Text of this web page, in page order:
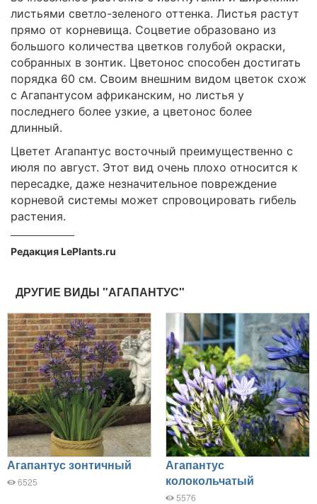
листьями светло-зеленого оттенка. Листья растут
прямо от корневища. Соцветие образовано из
большого количества цветков голубой окраски,
собранных в зонтик. Цветонос способен достигать
порядка 60 см. Своим внешним видом цветок схож
с Агапантусом африканским, но листья у
последнего более узкие, а цветонос более
длинный.
Цветет Агапантус восточный преимущественно с
июля по август. Этот вид очень плохо относится к
пересадке, даже незначительное повреждение
корневой системы может спровоцировать гибель
растения.
Редакция LePlants.ru
ДРУГИЕ ВИДЫ "АГАПАНТУС"
Агапантус зонтичный
6525
Агапантус
колокольчатый
5576